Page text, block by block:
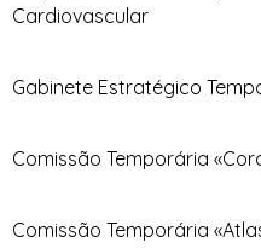
Cardiovascular
Gabinete Estratégico
Comissão Temporária
Comissão Temporária